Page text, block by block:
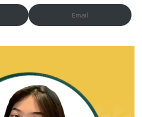
Email